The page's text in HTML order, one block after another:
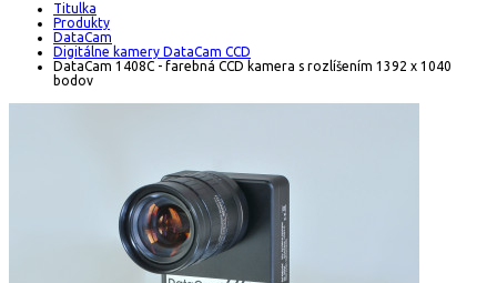
Titulka
Produkty
DataCam
Digitálne kamery DataCam CCD
DataCam 1408C - farebná CCD kamera s rozlíšením 1392 x 1040
bodov